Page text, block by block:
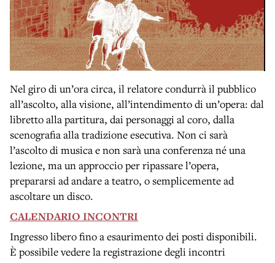
Nel giro di un’ora circa, il relatore condurrà il pubblico
all’ascolto, alla visione, all’intendimento di un’opera: dal
libretto alla partitura, dai personaggi al coro, dalla
scenografia alla tradizione esecutiva. Non ci sarà
l’ascolto di musica e non sarà una conferenza né una
lezione, ma un approccio per ripassare l’opera,
prepararsi ad andare a teatro, o semplicemente ad
ascoltare un disco.
CALENDARIO INCONTRI
Ingresso libero fino a esaurimento dei posti disponibili.
È possibile vedere la registrazione degli incontri